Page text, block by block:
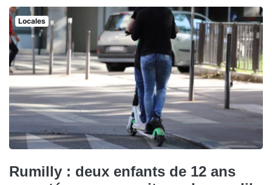
Locales
Rumilly : deux enfants de 12 ans